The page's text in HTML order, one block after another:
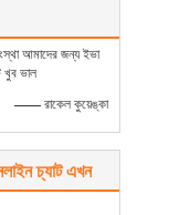
আমাদের জন্য ইভা
খুব ভাল
—— রাকেল কুয়েঙ্কা
চ্যাট এখন